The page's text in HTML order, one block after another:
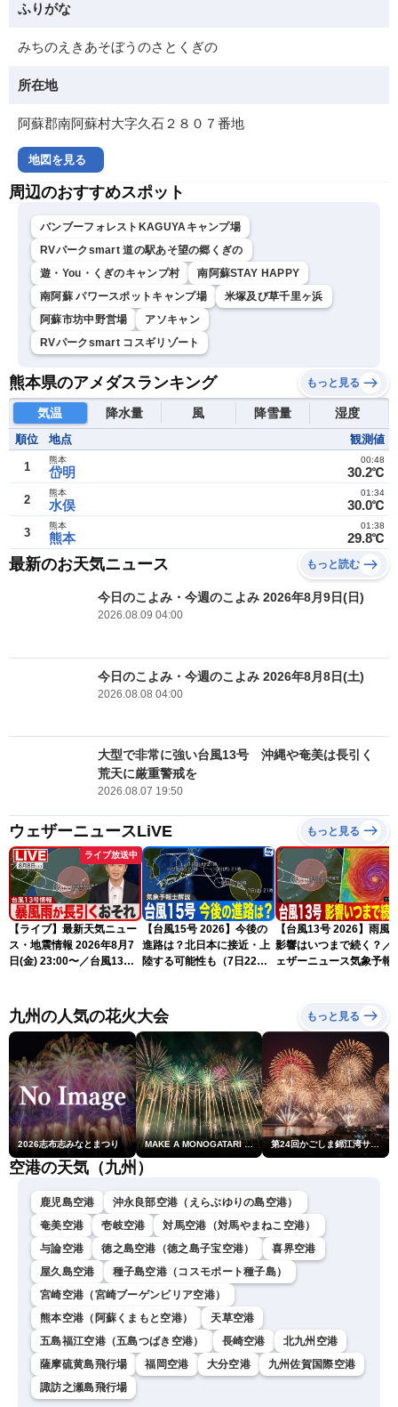
ふりがな
みちのえきあそぼうのさとくぎの
所在地
阿蘇郡南阿蘇村大字久石２８０７番地
地図を見る
周辺のおすすめスポット
バンブーフォレストKAGUYAキャンプ場
RVパークsmart 道の駅あそ望の郷くぎの
遊・You・くぎのキャンプ村
南阿蘇STAY HAPPY
南阿蘇 パワースポットキャンプ場
米塚及び草千里ヶ浜
阿蘇市坊中野営場
アソキャン
RVパークsmart コスギリゾート
熊本県のアメダスランキング もっと見る
気温 降水量 風 降雪量 湿度
順位 地点 観測値
1 岱明
熊本
30.2℃
00:48
2 水俣
熊本
30.0℃
01:34
3 熊本
熊本
29.8℃
01:38
最新のお天気ニュース もっと読む
今日のこよみ・今週のこよみ 2026年8月9日(日)
2026.08.09 04:00
今日のこよみ・今週のこよみ 2026年8月8日(土)
2026.08.08 04:00
大型で非常に強い台風13号 沖縄や奄美は長引く
荒天に厳重警戒を
2026.08.07 19:50
ウェザーニュースLiVE もっと見る
ライブ放送中
【ライブ】最新天気ニュー
ス・地震情報 2026年8月7
日(金) 23:00〜／台風13号
【台風15号 2026】今後の
進路は？北日本に接近・上
陸する可能性も（7日22時
【台風13号 2026】雨風
影響はいつまで続く？／
ェザーニュース気象予報
九州の人気の花火大会 もっと見る
2026志布志みなとまつり MAKE A MONOGATARI 2026 第24回かごしま錦江湾サマーナイト大花火大会
空港の天気（九州）
鹿児島空港
沖永良部空港（えらぶゆりの島空港）
奄美空港
壱岐空港
対馬空港（対馬やまねこ空港）
与論空港
徳之島空港（徳之島子宝空港）
喜界空港
屋久島空港
種子島空港（コスモポート種子島）
宮崎空港（宮崎ブーゲンビリア空港）
熊本空港（阿蘇くまもと空港）
天草空港
五島福江空港（五島つばき空港）
長崎空港
北九州空港
薩摩硫黄島飛行場
福岡空港 大分空港
九州佐賀国際空港
諏訪之瀬島飛行場